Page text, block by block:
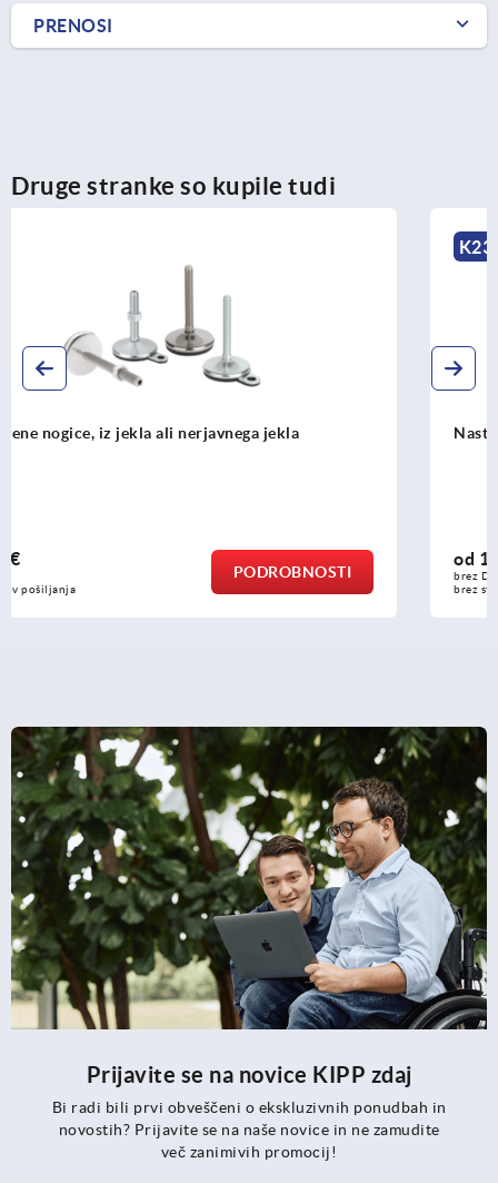
PRENOSI
Druge stranke so kupile tudi
Nastavljive nogice iz nerjavnega jekla, skladne s FDA
brez stroškov pošiljanja
PODROBNOSTI
Prijavite se na novice KIPP zdaj
Bi radi bili prvi obveščeni o ekskluzivnih ponudbah in
novostih? Prijavite se na naše novice in ne zamudite
več zanimivih promocij!